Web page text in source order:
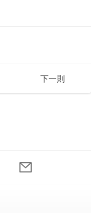
下一則